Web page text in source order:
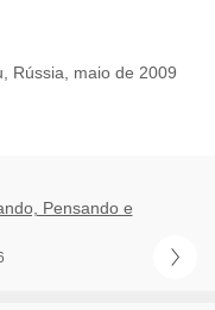
Rússia, maio de 2009
Pensando e